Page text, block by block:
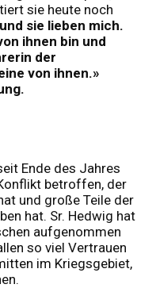
sie heute noch
sie lieben mich.
ihnen bin und
der
von ihnen.»
Ende des Jahres
betroffen, der
und große Teile der
hat. Sr. Hedwig hat
aufgenommen
so viel Vertrauen
im Kriegsgebiet,